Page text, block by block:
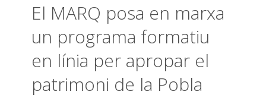
El MARQ posa en marxa
un programa formatiu
en línia per apropar el
patrimoni de la Pobla